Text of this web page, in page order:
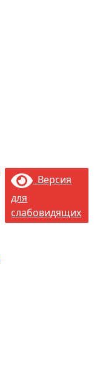
Версия
для
слабовидящих